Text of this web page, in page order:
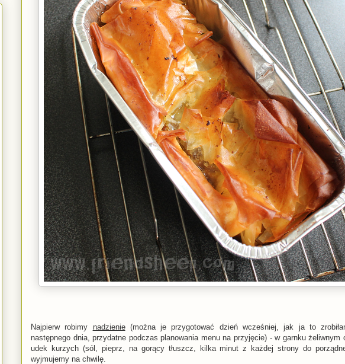
Najpierw robimy nadzienie(można je przygotować dzień wcześniej, jak ja to
następnego dnia, przydatne podczas planowania menu na przyjęcie) - w garnku żeliwnym
udek kurzych (sól, pieprz, na gorący tłuszcz, kilka minut z każdej strony do
wyjmujemy na chwilę.